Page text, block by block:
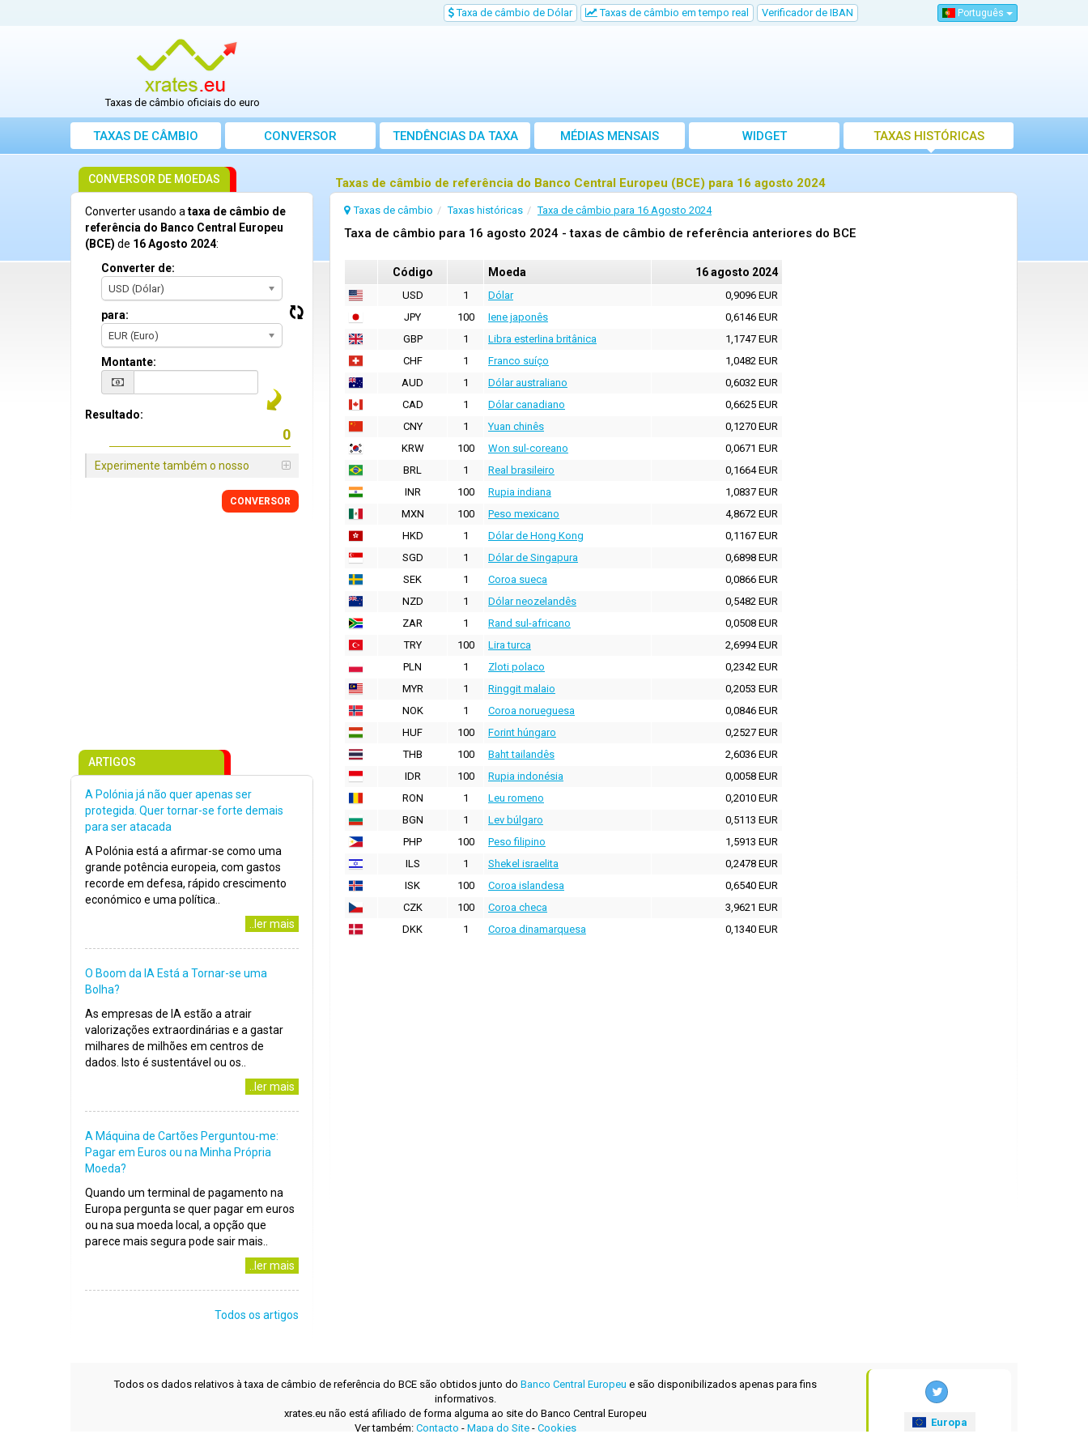
Taxa de câmbio de Dólar Taxas de câmbio em tempo real Verificador de IBAN Português
Taxas de câmbio oficiais do euro
TAXAS DE CÂMBIO CONVERSOR TENDÊNCIAS DA TAXA MÉDIAS MENSAIS WIDGET TAXAS HISTÓRICAS
Taxas de câmbio de referência do Banco Central Europeu (BCE) para 16 agosto 2024
Taxas de câmbio Taxas históricas Taxa de câmbio para 16 Agosto 2024
Taxa de câmbio para 16 agosto 2024 - taxas de câmbio de referência anteriores do BCE
Código Moeda 16 agosto 2024
USD 1 Dólar
0,9096 EUR
JPY
100 Iene japonês
0,6146 EUR
GBP
1 Libra esterlina britânica
1,1747 EUR
CHF
1 Franco suíço
1,0482 EUR
AUD
1 Dólar australiano
0,6032 EUR
CAD
1 Dólar canadiano
0,6625 EUR
CNY
1 Yuan chinês
0,1270 EUR
KRW
100 Won sul-coreano
0,0671 EUR
BRL
1 Real brasileiro
0,1664 EUR
INR
100 Rupia indiana
1,0837 EUR
MXN
100 Peso mexicano
4,8672 EUR
HKD
1 Dólar de Hong Kong
0,1167 EUR
SGD
1 Dólar de Singapura
0,6898 EUR
SEK
1 Coroa sueca
0,0866 EUR
NZD
1 Dólar neozelandês
0,5482 EUR
ZAR
1 Rand sul-africano
0,0508 EUR
TRY
100 Lira turca
2,6994 EUR
PLN
1 Zloti polaco
0,2342 EUR
MYR
1 Ringgit malaio
0,2053 EUR
NOK
1 Coroa norueguesa
0,0846 EUR
HUF
100 Forint húngaro
0,2527 EUR
THB
100 Baht tailandês
2,6036 EUR
IDR
100 Rupia indonésia
0,0058 EUR
RON
1 Leu romeno
0,2010 EUR
BGN
1 Lev búlgaro
0,5113 EUR
PHP
100 Peso filipino
1,5913 EUR
ILS
1 Shekel israelita
0,2478 EUR
ISK
100 Coroa islandesa
0,6540 EUR
CZK
100 Coroa checa
3,9621 EUR
DKK
1 Coroa dinamarquesa 0,1340 EUR
CONVERSOR DE MOEDAS
Converter usando ataxa de câmbio de
referência do Banco Central Europeu
(BCE) de 16 Agosto 2024:
Converter de:
USD (Dólar)
para:
EUR (Euro)
Montante:
Resultado:
Experimente também o nosso
CONVERSOR
ARTIGOS
A Polónia já não quer apenas ser
protegida. Quer tornar-se forte demais
para ser atacada
A Polónia está a afirmar-se como uma
grande potência europeia, com gastos
recorde em defesa, rápido crescimento
económico e uma política..
..ler mais
O Boom da IA Está a Tornar-se uma
Bolha?
As empresas de IA estão a atrair
valorizações extraordinárias e a gastar
milhares de milhões em centros de
dados. Isto é sustentável ou os..
..ler mais
A Máquina de Cartões Perguntou-me:
Pagar em Euros ou na Minha Própria
Moeda?
Quando um terminal de pagamento na
Europa pergunta se quer pagar em euros
ou na sua moeda local, a opção que
parece mais segura pode sair mais..
..ler mais
Todos os artigos
Todos os dados relativos à taxa de câmbio de referência do BCE são obtidos junto do Banco Central Europeu e são disponibilizados apenas para fins
informativos.
xrates.eu não está afiliado de forma alguma ao site do Banco Central Europeu
Ver também: Contacto - Mapa do Site- Cookies
Europa